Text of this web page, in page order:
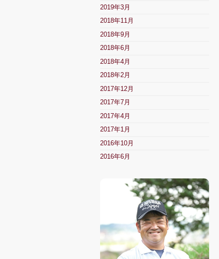
2019年3月
2018年11月
2018年9月
2018年6月
2018年4月
2018年2月
2017年12月
2017年7月
2017年4月
2017年1月
2016年10月
2016年6月